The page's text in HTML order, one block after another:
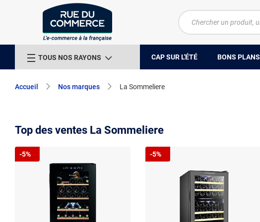
TOUS NOS RAYONS CAP SUR L'ÉTÉ BONS PLANS
Accueil Nos marques La Sommeliere
Top des ventes La Sommeliere
-5% -5%